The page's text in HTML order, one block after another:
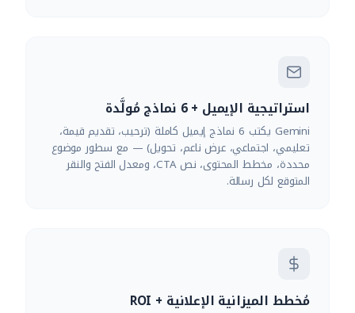
استراتيجية الإيميل + 6 نماذج مُولَّدة
Gemini يكتب 6 نماذج إيميل كاملة (ترحيب، تقديم قيمة،
تعليمي، اجتماعي، عرض ناعم، تحويل) — مع سطور موضوع
محددة، مخطط المحتوى، نص CTA، ومعدل الفتح والنقر
المتوقع لكل رسالة.
مُخطط الميزانية الإعلانية + ROI